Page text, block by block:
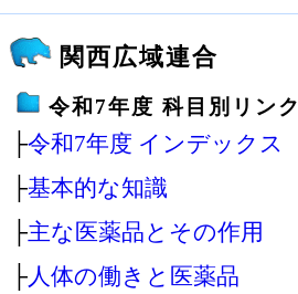
関西広域連合
令和7年度 科目別リンク
├令和7年度 インデックス
├基本的な知識
├主な医薬品とその作用
├人体の働きと医薬品